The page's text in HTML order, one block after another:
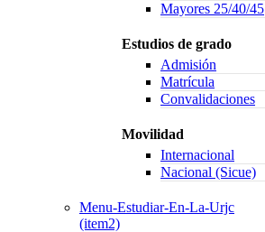
Mayores 25/40/45
Estudios de grado
Admisión
Matrícula
Convalidaciones
Movilidad
Internacional
Nacional (Sicue)
Menu-Estudiar-En-La-Urjc
(item2)